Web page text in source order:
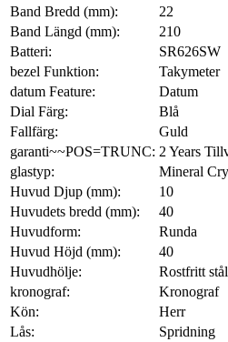
Band Bredd (mm):
22
Band Längd (mm):
210
Batteri:
SR626SW
bezel Funktion:
Takymeter
datum Feature:
Datum
Dial Färg:
Blå
Fallfärg:
Guld
garanti~~POS=TRUNC: 2 Years
glastyp:
Mineral
Huvud Djup (mm):
10
Huvudets bredd (mm):
40
Huvudform:
Runda
Huvud Höjd (mm):
40
Huvudhölje:
Rostfritt stål
kronograf:
Kronograf
Kön:
Herr
Lås:
Spridning